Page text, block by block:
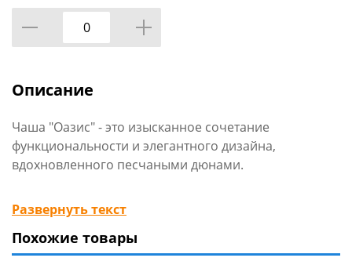
Описание
Чаша "Оазис" - это изысканное сочетание
функциональности и элегантного дизайна,
вдохновленного песчаными дюнами.
Глянцевая внутри, благодаря чему еда не будет
прилипать к стенкам и легко очищаться. Нежные
оттенки создают атмосферу спокойствия и
умиротворения, характерную для настоящего
Развернуть текст
Похожие товары